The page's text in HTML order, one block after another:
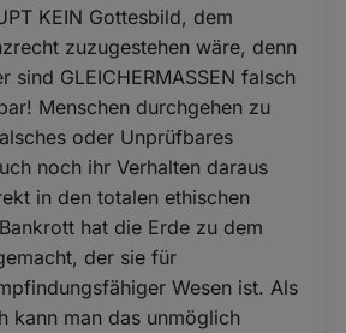
KEIN Gottesbild, dem
zuzugestehen wäre, denn
sind GLEICHERMASSEN falsch
Menschen durchgehen zu
oder Unprüfbares
noch ihr Verhalten daraus
in den totalen ethischen
hat die Erde zu dem
der sie für
Wesen ist. Als
kann man das unmöglich